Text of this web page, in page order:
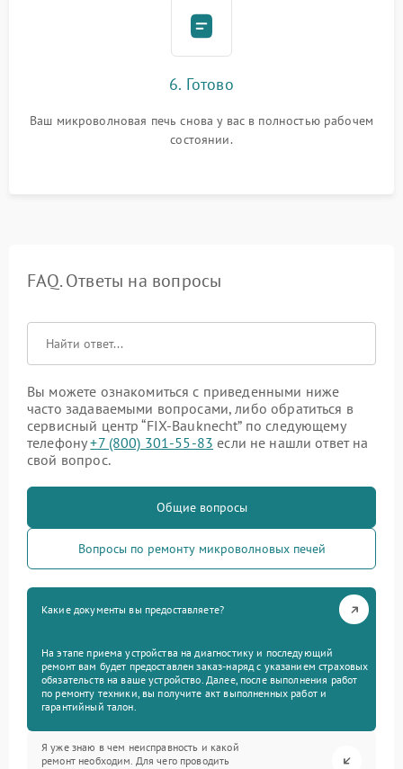
6. Готово
Ваш микроволновая печь снова у вас в полностью рабочем
состоянии.
FAQ. Ответы на вопросы
Вы можете ознакомиться с приведенными ниже
часто задаваемыми вопросами, либо обратиться в
сервисный центр “FIX-Bauknecht” по следующему
телефону+7 (800) 301-55-83 если не нашли ответ на
свой вопрос.
Общие вопросы
Вопросы по ремонту микроволновых печей
Какие документы вы предоставляете?
На этапе приема устройства на диагностику и последующий
ремонт вам будет предоставлен заказ-наряд с указанием страховых
обязательств на ваше устройство. Далее, после выполнения работ
по ремонту техники, вы получите акт выполненных работ и
гарантийный талон.
Я уже знаю в чем неисправность и какой
ремонт необходим. Для чего проводить